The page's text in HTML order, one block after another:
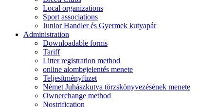
Local organizations
Sport associations
Junior Handler és Gyermek kutyapár
Administration
Downloadable forms
Tariff
Litter registration method
online alombejelentés menete
Teljesítményfüzet
Német Juhászkutya törzskönyvezésének menete
Ownerchange method
Nostrification